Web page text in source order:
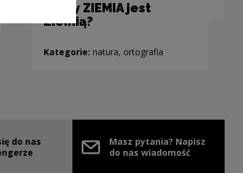
Kiedy ZIEMIA jest
Ziemią?
Kategorie: natura, ortografia
do nas
open in a new window
Masz pytania? Napisz
do nas wiadomość